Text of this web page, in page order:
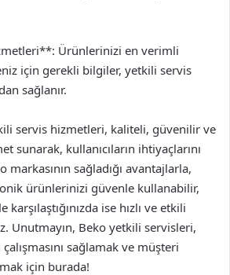
Ürünlerinizi en verimli
için gerekli bilgiler, yetkili servis
sağlanır.
servis hizmetleri, kaliteli, güvenilir ve
sunarak, kullanıcıların ihtiyaçlarını
markasının sağladığı avantajlarla,
ürünlerinizi güvenle kullanabilir,
ise hızlı ve etkili
Unutmayın, Beko yetkili servisleri,
sağlamak ve müşteri
için burada!